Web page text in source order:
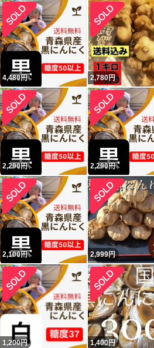
4,480円 2,780円
2,290円 2,290円
2,100円 2,999円
1,200円 1,400円